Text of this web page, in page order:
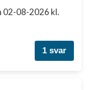
02-08-2026 kl.
1 svar